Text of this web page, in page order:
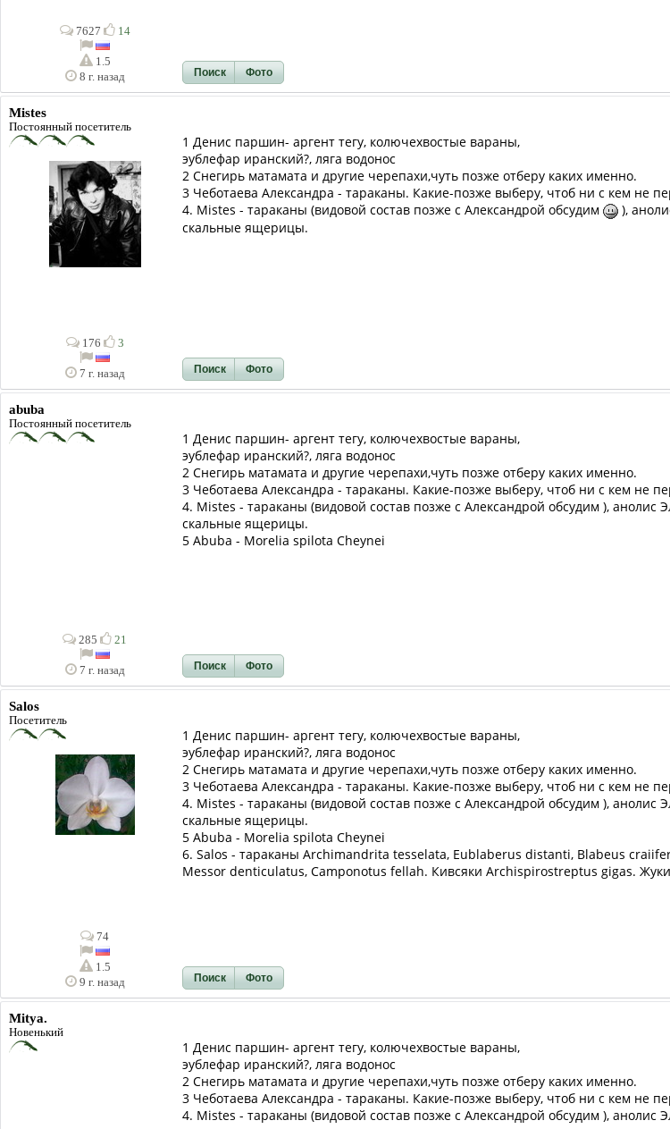
7627 14
1.5
8 г. назад
Поиск Фото
Mistes
Постоянный посетитель
176 3
7 г. назад
1 Денис паршин- аргент тегу, колючехвостые вараны,
эублефар иранский?, ляга водонос
2 Снегирь матамата и другие черепахи,чуть позже отберу каких именно.
3 Чеботаева Александра - тараканы. Какие-позже выберу, чтоб ни с кем не
4. Mistes - тараканы (видовой состав позже с Александрой обсудим
),
скальные ящерицы.
Поиск Фото
abuba
Постоянный посетитель
285 21
7 г. назад
1 Денис паршин- аргент тегу, колючехвостые вараны,
эублефар иранский?, ляга водонос
2 Снегирь матамата и другие черепахи,чуть позже отберу каких именно.
3 Чеботаева Александра - тараканы. Какие-позже выберу, чтоб ни с кем не
4. Mistes - тараканы (видовой состав позже с Александрой обсудим ), анолис
скальные ящерицы.
5 Abuba - Morelia spilota Cheynei
Поиск Фото
Salos
Посетитель
74
1.5
9 г. назад
1 Денис паршин- аргент тегу, колючехвостые вараны,
эублефар иранский?, ляга водонос
2 Снегирь матамата и другие черепахи,чуть позже отберу каких именно.
3 Чеботаева Александра - тараканы. Какие-позже выберу, чтоб ни с кем не
4. Mistes - тараканы (видовой состав позже с Александрой обсудим ), анолис
скальные ящерицы.
5 Abuba - Morelia spilota Cheynei
6. Salos - тараканы Archimandrita tesselata, Eublaberus distanti, Blabeus
Messor denticulatus, Camponotus fellah. Кивсяки Archispirostreptus gigas.
Поиск Фото
Mitya.
Новенький
1 Денис паршин- аргент тегу, колючехвостые вараны,
эублефар иранский?, ляга водонос
2 Снегирь матамата и другие черепахи,чуть позже отберу каких именно.
3 Чеботаева Александра - тараканы. Какие-позже выберу, чтоб ни с кем не
4. Mistes - тараканы (видовой состав позже с Александрой обсудим ), анолис